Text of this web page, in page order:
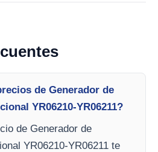
de Generador de
YR06210-YR06211?
de Generador de
YR06210-YR06211 te